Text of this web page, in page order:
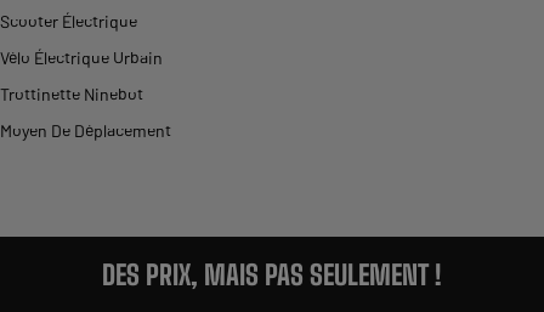
Scooter Électrique
Vélo Électrique Urbain
Trottinette Ninebot
Moyen De Déplacement
DES PRIX, MAIS PAS SEULEMENT !